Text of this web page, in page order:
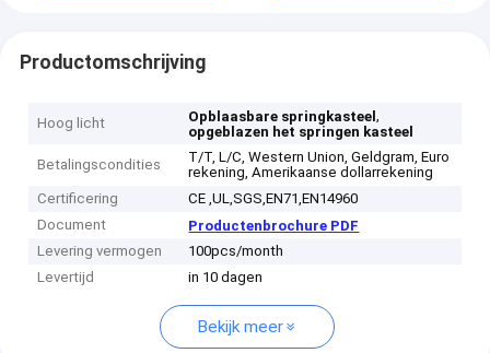
Productomschrijving
Hoog licht Opblaasbare springkasteel,
opgeblazen het springen kasteel
Betalingscondities
T/T, L/C, Western Union, Geldgram, Euro
rekening, Amerikaanse dollarrekening
Certificering
CE ,UL,SGS,EN71,EN14960
Document
Productenbrochure PDF
Levering vermogen
100pcs/month
Levertijd
in 10 dagen
Bekijk meer